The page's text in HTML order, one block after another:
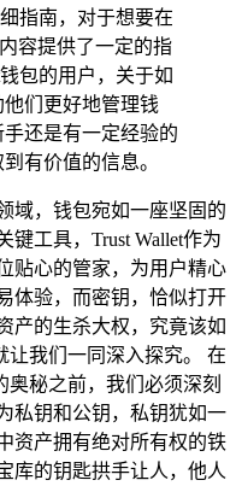
指南，对于想要在
容提供了一定的指
包的用户，关于如
们更好地管理钱
还是有一定经验的
有价值的信息。
域，钱包宛如一座坚固的
键工具，Trust Wallet作为
贴心的管家，为用户精心
体验，而密钥，恰似打开
产的生杀大权，究竟该如
让我们一同深入探究。 在
奥秘之前，我们必须深刻
私钥和公钥，私钥犹如一
资产拥有绝对所有权的铁
库的钥匙拱手让人，他人